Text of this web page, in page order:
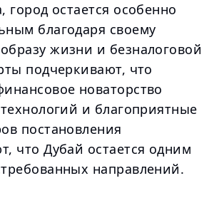
город остается особенно
благодаря своему
жизни и безналоговой
подчеркивают, что
новаторство
и благоприятные
постановления
что Дубай остается одним
направлений.